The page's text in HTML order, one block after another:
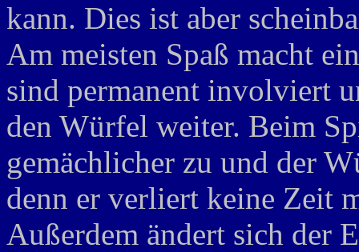
kann. Dies ist aber
Am meisten Spaß macht
sind permanent involviert
den Würfel weiter. Beim
gemächlicher zu und der
denn er verliert keine Zeit
Außerdem ändert sich der